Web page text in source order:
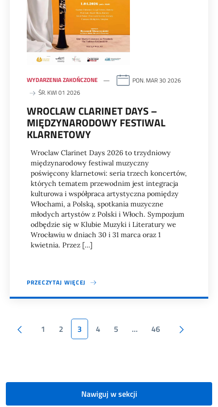
WYDARZENIA ZAKOŃCZONE
PON. MAR 30 2026
ŚR. KWI 01 2026
WROCLAW CLARINET DAYS –
MIĘDZYNARODOWY FESTIWAL
KLARNETOWY
Wroclaw Clarinet Days 2026 to trzydniowy
międzynarodowy festiwal muzyczny
poświęcony klarnetowi: seria trzech koncertów,
których tematem przewodnim jest integracja
kulturowa i współpraca artystyczna pomiędzy
Włochami, a Polską, spotkania muzyczne
młodych artystów z Polski i Włoch. Sympozjum
odbędzie się w Klubie Muzyki i Literatury we
Wrocławiu w dniach 30 i 31 marca oraz 1
kwietnia. Przez […]
PRZECZYTAJ WIĘCEJ
Stronicowanie
Poprzednia strona
1 2 3 4 5 … 46
Nawiguj w sekcji